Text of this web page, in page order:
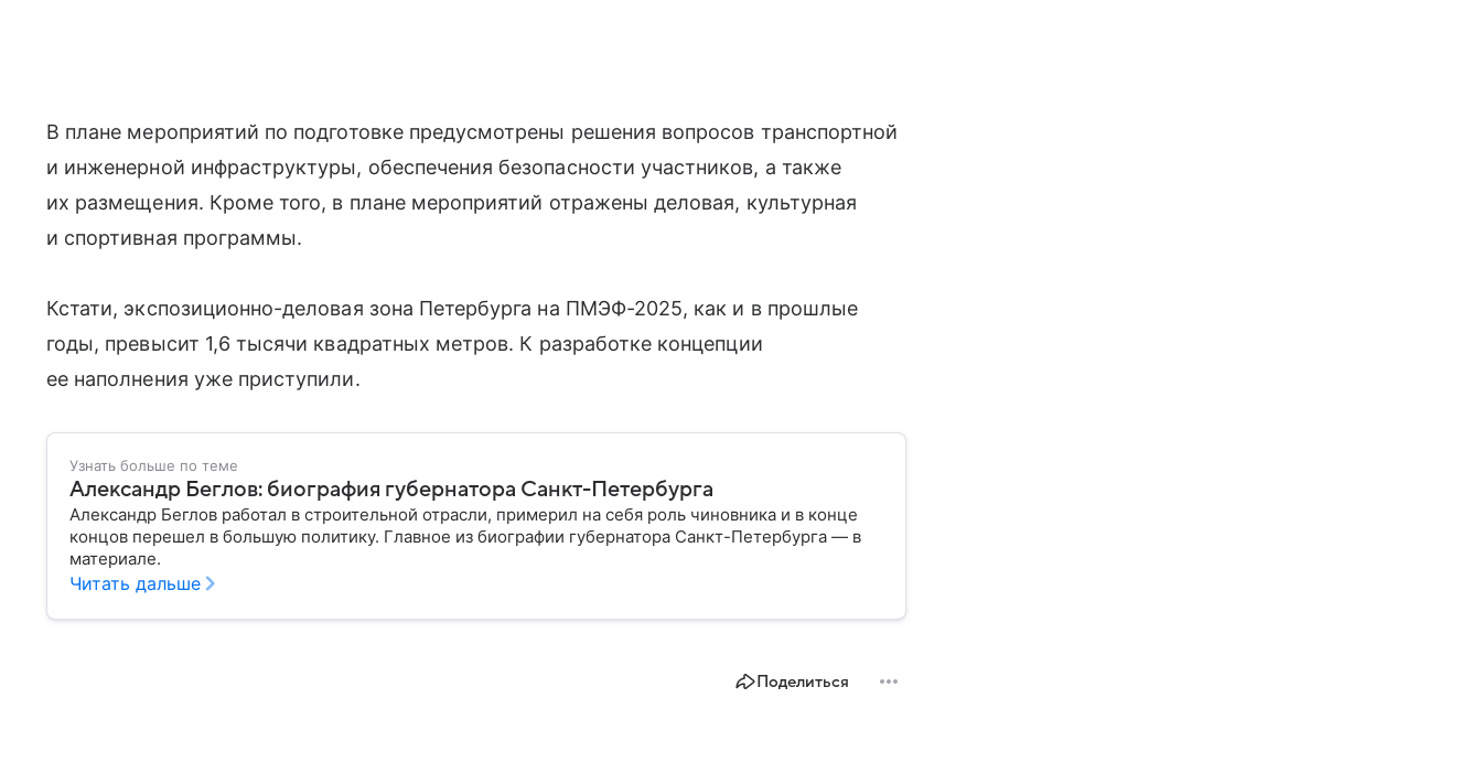
В плане мероприятий по подготовке предусмотрены решения вопросов транспортной
и инженерной инфраструктуры, обеспечения безопасности участников, а также
их размещения. Кроме того, в плане мероприятий отражены деловая, культурная
и спортивная программы.
Кстати, экспозиционно-деловая зона Петербурга на ПМЭФ-2025, как и в прошлые
годы, превысит 1,6 тысячи квадратных метров. К разработке концепции
ее наполнения уже приступили.
Узнать больше по теме
Александр Беглов: биография губернатора Санкт-Петербурга
Александр Беглов работал в строительной отрасли, примерил на себя роль чиновника и в конце
концов перешел в большую политику. Главное из биографии губернатора Санкт-Петербурга — в
материале.
Читать дальше
Поделиться